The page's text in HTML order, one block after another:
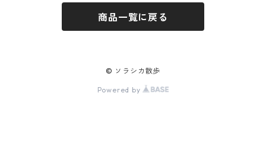
商品一覧に戻る
© ソラシカ散歩
Powered by